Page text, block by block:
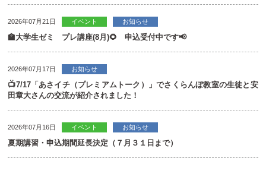
2026年07月21日 イベント お知らせ
🏫大学生ゼミ プレ講座(8月)🌻 申込受付中です📢
2026年07月17日 お知らせ
📺7/17「あさイチ（プレミアムトーク）」でさくらんぼ教室の生徒と安
田章大さんの交流が紹介されました！
2026年07月16日 イベント お知らせ
夏期講習・申込期間延長決定（７月３１日まで）